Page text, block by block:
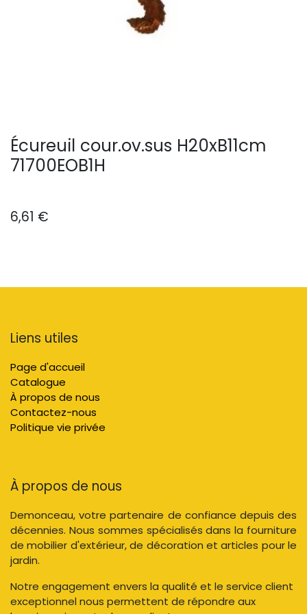
Écureuil cour.ov.sus H20xB11cm
71700EOB1H
6,61 €
Liens utiles
Page d'accueil
Catalogue
À propos de nous
Contactez-nous
Politique vie privée
À propos de nous
Demonceau, votre partenaire de confiance depuis des
décennies. Nous sommes spécialisés dans la fourniture
de mobilier d'extérieur, de décoration et articles pour le
jardin.
Notre engagement envers la qualité et le service client
exceptionnel nous permettent de répondre aux